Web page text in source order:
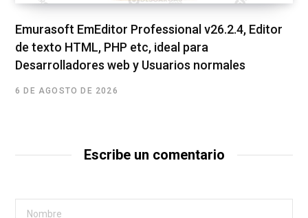
Emurasoft EmEditor Professional v26.2.4, Editor
de texto HTML, PHP etc, ideal para
Desarrolladores web y Usuarios normales
6 DE AGOSTO DE 2026
Escribe un comentario